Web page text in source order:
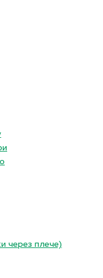
через плече)